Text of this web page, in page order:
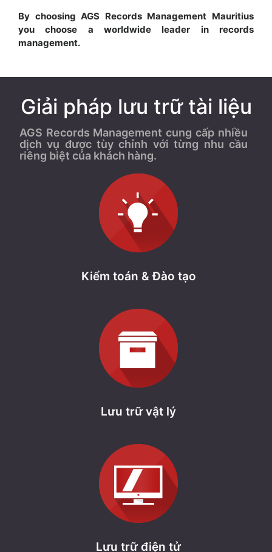
By choosing AGS Records Management Mauritius
you choose a worldwide leader in records
management.
Giải pháp lưu trữ tài liệu
AGS Records Management cung cấp nhiều
dịch vụ được tùy chỉnh với từng nhu cầu
riêng biệt của khách hàng.
Kiểm toán & Đào tạo
Lưu trữ vật lý
Lưu trữ điện tử